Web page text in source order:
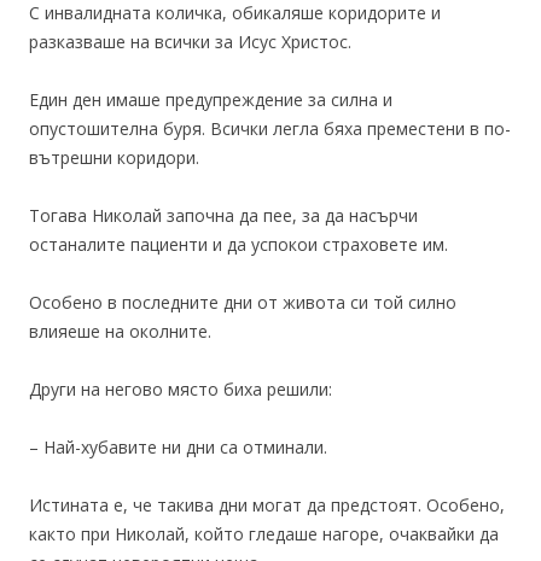
С инвалидната количка, обикаляше коридорите и
разказваше на всички за Исус Христос.
Един ден имаше предупреждение за силна и
опустошителна буря. Всички легла бяха преместени в по-
вътрешни коридори.
Тогава Николай започна да пее, за да насърчи
останалите пациенти и да успокои страховете им.
Особено в последните дни от живота си той силно
влияеше на околните.
Други на негово място биха решили:
– Най-хубавите ни дни са отминали.
Истината е, че такива дни могат да предстоят. Особено,
както при Николай, който гледаше нагоре, очаквайки да